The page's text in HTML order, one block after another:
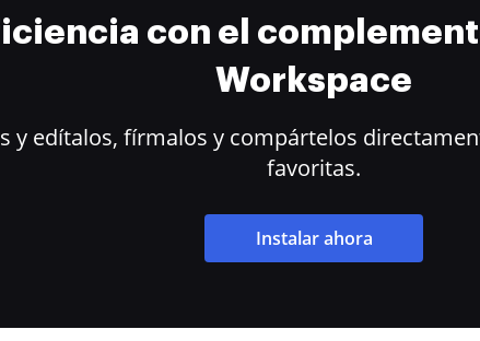
con el
Workspace
y edítalos, fírmalos y compártelos
favoritas.
Instalar ahora